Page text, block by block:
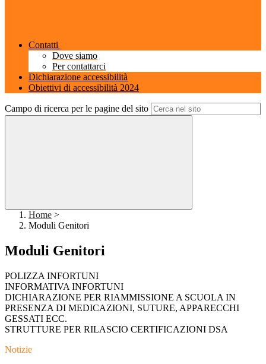
Contatti
Dove siamo
Per contattarci
Dichiarazione accessibilità
Obiettivi di accessibilità 2024
Campo di ricerca per le pagine del sito
Home >
Moduli Genitori
Moduli Genitori
POLIZZA INFORTUNI
INFORMATIVA INFORTUNI
DICHIARAZIONE PER RIAMMISSIONE A SCUOLA IN
PRESENZA DI MEDICAZIONI, SUTURE, APPARECCHI
GESSATI ECC.
STRUTTURE PER RILASCIO CERTIFICAZIONI DSA
Notizie